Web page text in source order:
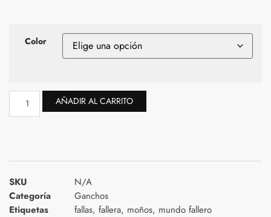
Color
AÑADIR AL CARRITO
SKU
N/A
Categoría
Ganchos
Etiquetas
fallas, fallera, moños, mundo fallero